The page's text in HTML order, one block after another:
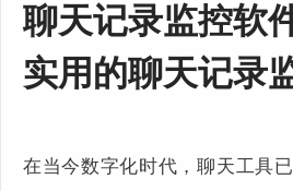
聊天记录监控软
实用的聊天记录
在当今数字化时代，聊天工具